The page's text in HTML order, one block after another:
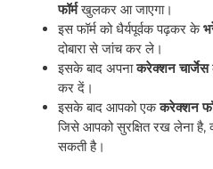
फॉर्मखुलकर आ जाएगा।
इस फॉर्म को धैर्यपूर्वक पढ़कर के
दोबारा से जांच कर ले।
इसके बाद अपनाकरेक्शन चार्जेस
कर दें।
इसके बाद आपको एककरेक्शन
जिसे आपको सुरक्षित रख लेना
सकती है।